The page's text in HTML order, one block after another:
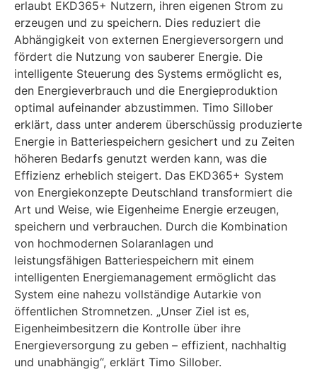
erlaubt EKD365+ Nutzern, ihren eigenen Strom zu
erzeugen und zu speichern. Dies reduziert die
Abhängigkeit von externen Energieversorgern und
fördert die Nutzung von sauberer Energie. Die
intelligente Steuerung des Systems ermöglicht es,
den Energieverbrauch und die Energieproduktion
optimal aufeinander abzustimmen. Timo Sillober
erklärt, dass unter anderem überschüssig produzierte
Energie in Batteriespeichern gesichert und zu Zeiten
höheren Bedarfs genutzt werden kann, was die
Effizienz erheblich steigert. Das EKD365+ System
von Energiekonzepte Deutschland transformiert die
Art und Weise, wie Eigenheime Energie erzeugen,
speichern und verbrauchen. Durch die Kombination
von hochmodernen Solaranlagen und
leistungsfähigen Batteriespeichern mit einem
intelligenten Energiemanagement ermöglicht das
System eine nahezu vollständige Autarkie von
öffentlichen Stromnetzen. „Unser Ziel ist es,
Eigenheimbesitzern die Kontrolle über ihre
Energieversorgung zu geben – effizient, nachhaltig
und unabhängig“, erklärt Timo Sillober.